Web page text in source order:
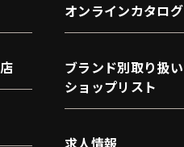
オンラインカタログ
ブランド別取り扱い
ショップリスト
求人情報